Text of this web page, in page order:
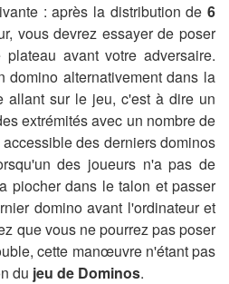
: après la distribution de 6
vous devrez essayer de poser
avant votre adversaire.
domino alternativement dans la
allant sur le jeu, c'est à dire un
extrémités avec un nombre de
des derniers dominos
des joueurs n'a pas de
piocher dans le talon et passer
domino avant l'ordinateur et
que vous ne pourrez pas poser
cette manœuvre n'étant pas
du jeu de Dominos.